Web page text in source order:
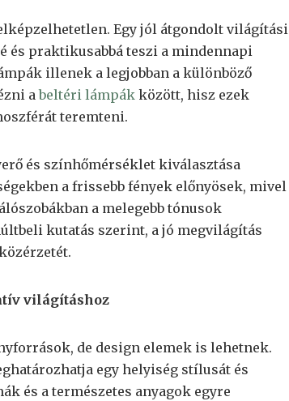
Egy jól átgondolt világítási
és praktikusabbá teszi a mindennapi
illenek a legjobban a különböző
abeltéri lámpák között, hisz ezek
teremteni.
és színhőmérséklet kiválasztása
a frissebb fények előnyösek, mivel
a melegebb tónusok
kutatás szerint, a jó megvilágítás
világításhoz
de design elemek is lehetnek.
egy helyiség stílusát és
és a természetes anyagok egyre